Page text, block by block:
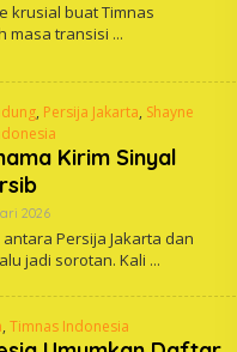
krusial buat Timnas
masa transisi
, Persija Jakarta, Shayne
Kirim Sinyal
2026Oleh
Persija Jakarta dan
jadi sorotan. Kali
, Timnas Indonesia